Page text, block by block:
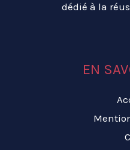
dédié à la
EN